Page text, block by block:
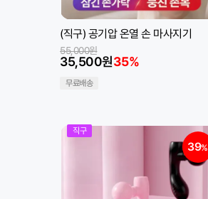
(직구) 공기압 온열 손 마사지기
35,500원35%
55,000원
무료배송
직구
39%